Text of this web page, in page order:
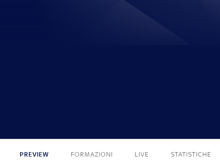
PREVIEW FORMAZIONI LIVE STATISTICHE